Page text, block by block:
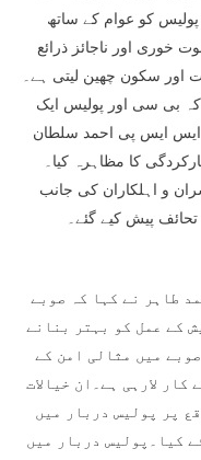
کو عوام کے ساتھ
خوری اور ناجائز ذرائع
سکون چھین لیتی ہے۔
بی سی اور پولیس ایک
ایس ایس پی احمد سلطان
کا مظاہرہ کیا۔
و اہلکاران کی جانب
پیش کیے گئے۔
طاہر نے کہا کہ صوبے
کے عمل کو بہتر بنانے
میں مثالی امن کے
لارہی ہے۔ان خیالات
پر پولیس دربار میں
کیا۔پولیس دربار میں